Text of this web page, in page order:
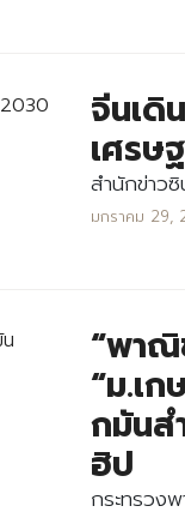
จีนเดิ
เศรษ
สำนักข่าว
มกราคม 29,
“พา
“ม.เ
กมันส
ฮิป
กระทรวง